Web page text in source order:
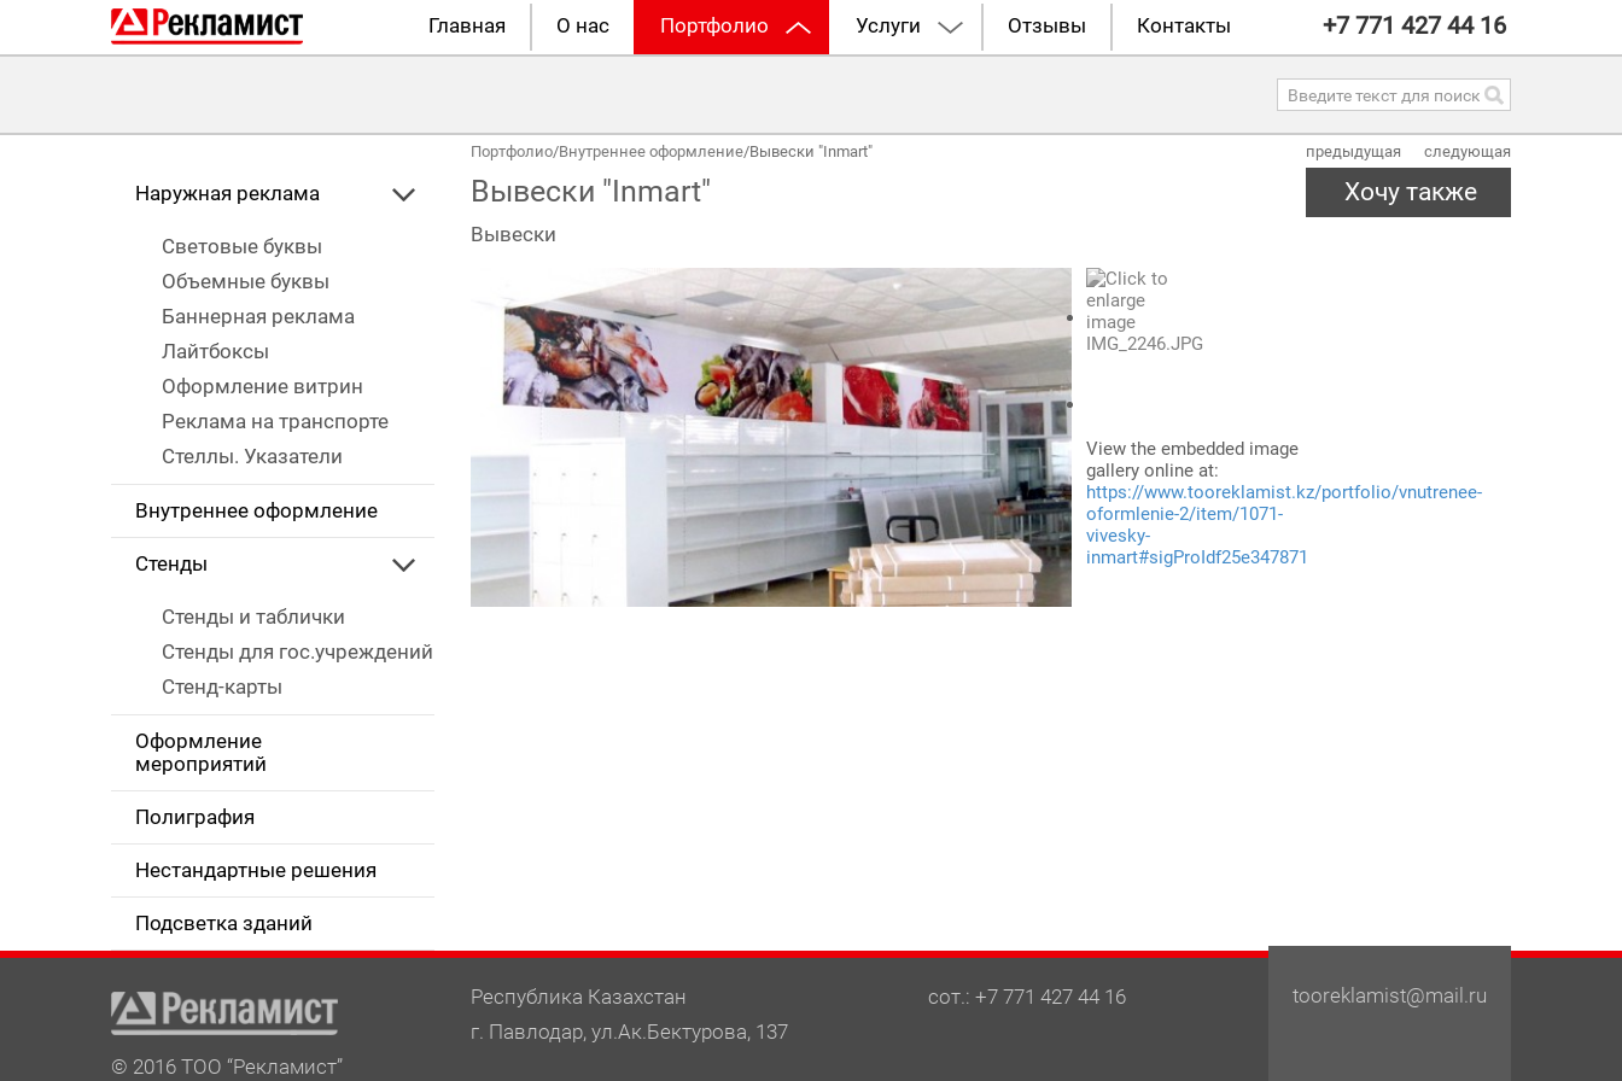
Главная О нас Портфолио Услуги Отзывы Контакты +7 771 427 44 16
Наружная реклама
Световые буквы
Объемные буквы
Баннерная реклама
Лайтбоксы
Оформление витрин
Реклама на транспорте
Стеллы. Указатели
Внутреннее оформление
Стенды
Стенды и таблички
Стенды для гос.учреждений
Стенд-карты
Оформление
мероприятий
Полиграфия
Нестандартные решения
Подсветка зданий
Портфолио/Внутреннее оформление/Вывески "Inmart"
Вывески "Inmart" Хочу также
Вывески
View the embedded image
gallery online at:
https://www.tooreklamist.kz/portfolio/vnutrenee-
oformlenie-2/item/1071-
vivesky-
inmart#sigProIdf25e347871
предыдущая следующая
tooreklamist@mail.ru
Республика Казахстан
г. Павлодар, ул.Ак.Бектурова, 137
сот.: +7 771 427 44 16
© 2016 ТОО “Рекламист”